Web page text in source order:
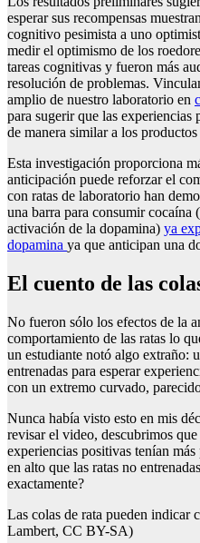
esperar sus recompensas
cognitivo pesimista a uno
medir el optimismo de los
tareas cognitivas y fueron más
resolución de problemas.
amplio de nuestro laboratorio en
para sugerir que las experiencias
de manera similar a los
Esta investigación proporciona
anticipación puede reforzar el
con ratas de laboratorio han
una barra para consumir cocaína
activación de la dopamina) ya
dopamina ya que anticipan una
El cuento de las
No fueron sólo los efectos de la
comportamiento de las ratas lo
un estudiante notó algo extraño:
entrenadas para esperar
con un extremo curvado,
Nunca había visto esto en mis
revisar el video, descubrimos
experiencias positivas tenían
en alto que las ratas no
exactamente?
Las colas de rata pueden indicar
Lambert, CC BY-SA)